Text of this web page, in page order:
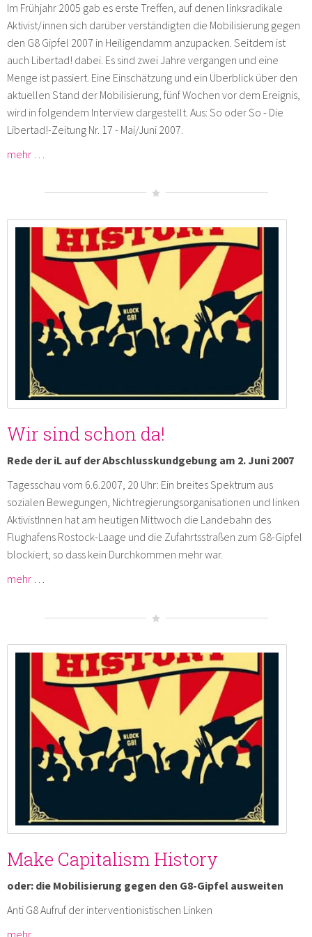
Im Frühjahr 2005 gab es erste Treffen, auf denen linksradikale
Aktivist/innen sich darüber verständigten die Mobilisierung gegen
den G8 Gipfel 2007 in Heiligendamm anzupacken. Seitdem ist
auch Libertad! dabei. Es sind zwei Jahre vergangen und eine
Menge ist passiert. Eine Einschätzung und ein Überblick über den
aktuellen Stand der Mobilisierung, fünf Wochen vor dem Ereignis,
wird in folgendem Interview dargestellt. Aus: So oder So - Die
Libertad!-Zeitung Nr. 17 - Mai/Juni 2007.
mehr …
Wir sind schon da!
Rede der iL auf der Abschlusskundgebung am 2. Juni 2007
Tagesschau vom 6.6.2007, 20 Uhr: Ein breites Spektrum aus
sozialen Bewegungen, Nichtregierungsorganisationen und linken
AktivistInnen hat am heutigen Mittwoch die Landebahn des
Flughafens Rostock-Laage und die Zufahrtsstraßen zum G8-Gipfel
blockiert, so dass kein Durchkommen mehr war.
mehr …
Make Capitalism History
oder: die Mobilisierung gegen den G8-Gipfel ausweiten
Anti G8 Aufruf der interventionistischen Linken
mehr …